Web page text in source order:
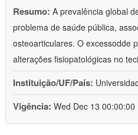
Resumo: A prevalência global
problema de saúde pública,
osteoarticulares. O excessodde
alterações fisiopatológicas no
Instituição/UF/País:
Vigência: Wed Dec 13